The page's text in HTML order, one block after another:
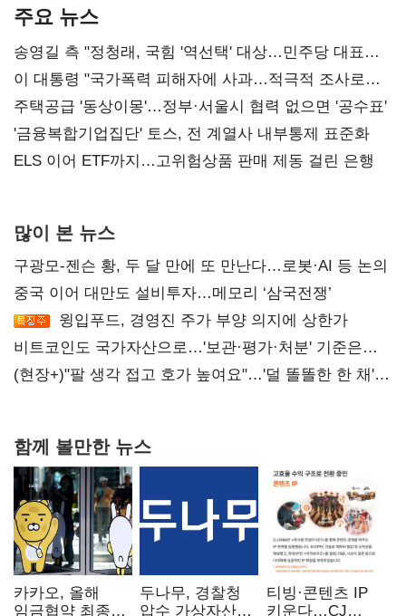
주요 뉴스
송영길 측 "정청래, 국힘 '역선택' 대상…민주당 대표로
총선 지휘 못해"
이 대통령 "국가폭력 피해자에 사과…적극적 조사로
진실 밝혀야"
주택공급 '동상이몽'…정부·서울시 협력 없으면 '공수표'
'금융복합기업집단' 토스, 전 계열사 내부통제 표준화
ELS 이어 ETF까지…고위험상품 판매 제동 걸린 은행
많이 본 뉴스
구광모-젠슨 황, 두 달 만에 또 만난다…로봇·AI 등 논의
중국 이어 대만도 설비투자…메모리 ‘삼국전쟁’
윙입푸드, 경영진 주가 부양 의지에 상한가
비트코인도 국가자산으로…'보관·평가·처분' 기준은
숙제
(현장+)"팔 생각 접고 호가 높여요"…'덜 똘똘한 한 채'
함께 볼만한 뉴스
카카오, 올해
임금협약 최종
두나무, 경찰청
압수 가상자산
티빙·콘텐츠 IP
키운다…CJ